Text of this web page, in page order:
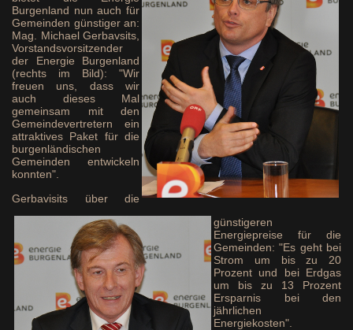
Burgenland nun auch für
Gemeinden günstiger an:
Mag. Michael Gerbavsits,
Vorstandsvorsitzender
der Energie Burgenland
(rechts im Bild): "Wir
freuen uns, dass wir
auch dieses Mal
gemeinsam mit den
Gemeindevertretern ein
attraktives Paket für die
burgenländischen
Gemeinden entwickeln
konnten".
Gerbavisits über die
günstigeren
Energiepreise für die
Gemeinden: "Es geht bei
Strom um bis zu 20
Prozent und bei Erdgas
um bis zu 13 Prozent
Ersparnis bei den
jährlichen
Energiekosten".